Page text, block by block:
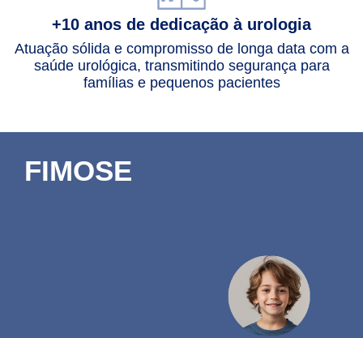
+10 anos de dedicação à urologia
Atuação sólida e compromisso de longa data com a
saúde urológica, transmitindo segurança para
famílias e pequenos pacientes
FIMOSE